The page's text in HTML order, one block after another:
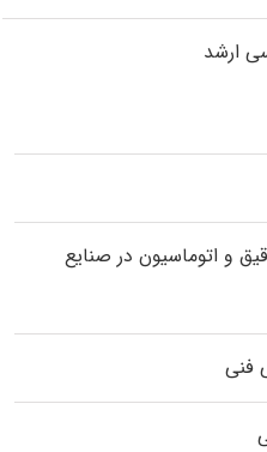
ارشد
و اتوماسیون در صنایع
فنی